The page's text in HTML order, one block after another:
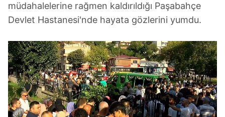
müdahalelerine rağmen kaldırıldığı Paşabahçe
Devlet Hastanesi'nde hayata gözlerini yumdu.